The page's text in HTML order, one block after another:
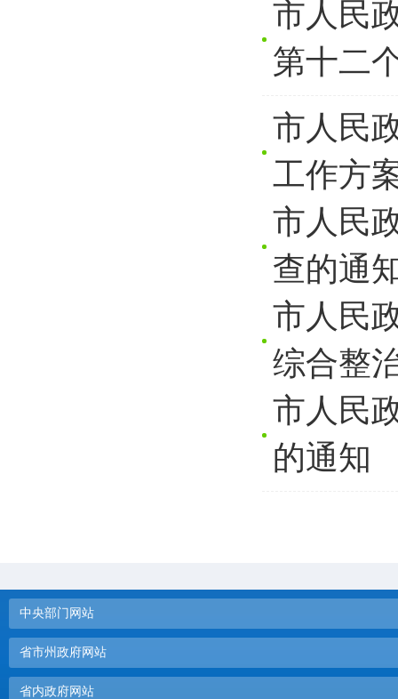
市人民
第十二
市人民
工作方
市人民
查的通
市人民
综合整
市人民
的通知
中央部门网站
省市州政府网站
省内政府网站